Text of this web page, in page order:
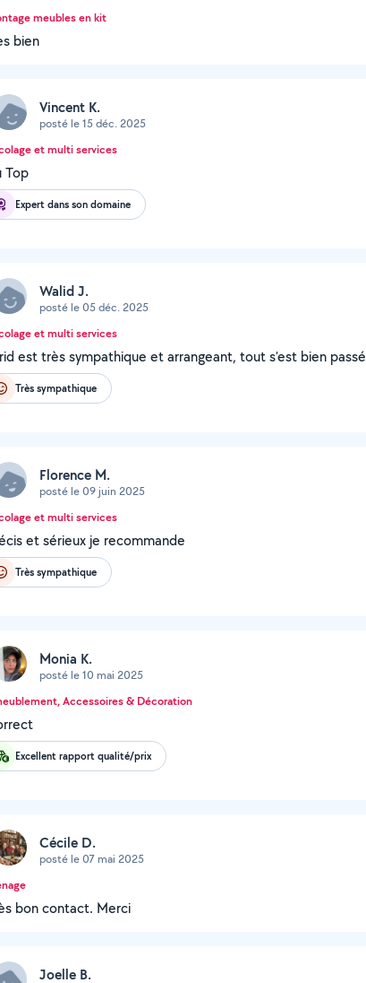
meubles en kit
bien
Vincent K.
posté le 15 déc. 2025
et multi services
Top
Expert dans son domaine
Walid J.
posté le 05 déc. 2025
et multi services
est très sympathique et arrangeant, tout s’est bien passé
Très sympathique
Florence M.
posté le 09 juin 2025
et multi services
et sérieux je recommande
Très sympathique
Monia K.
posté le 10 mai 2025
Accessoires & Décoration
Excellent rapport qualité/prix
Cécile D.
posté le 07 mai 2025
bon contact. Merci
Joelle B.